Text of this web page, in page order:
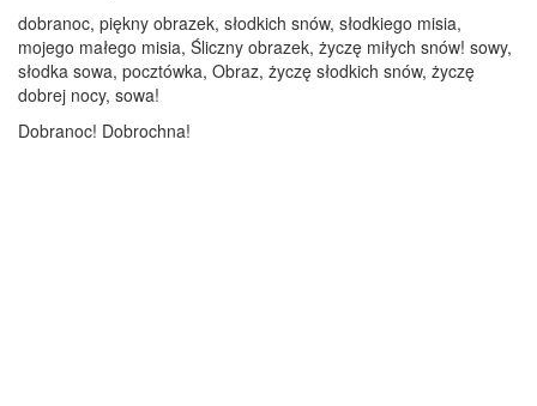
dobranoc, piękny obrazek, słodkich snów, słodkiego misia,
mojego małego misia, Śliczny obrazek, życzę miłych snów! sowy,
słodka sowa, pocztówka, Obraz, życzę słodkich snów, życzę
dobrej nocy, sowa!
Dobranoc! Dobrochna!